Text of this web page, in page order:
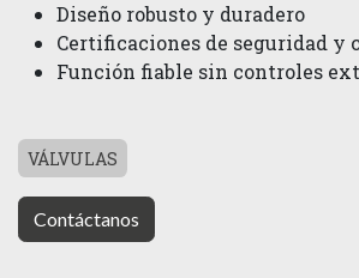
Diseño robusto y duradero
Certificaciones de seguridad y
Función fiable sin controles
VÁLVULAS
Contáctanos